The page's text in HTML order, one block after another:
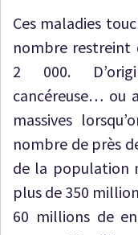
Ces maladies
nombre restreint
2 000.
cancéreuse… ou
massives
nombre de près
de la population
plus de 350
60 millions de